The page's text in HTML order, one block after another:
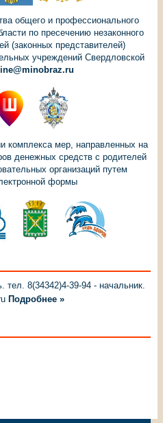
общего и профессионального
по пресечению незаконного
(законных представителей)
учреждений Свердловской
комплекса мер, направленных на
денежных средств с родителей
организаций путем
формы
тел. 8(34342)4-39-94 - начальник.
Подробнее »